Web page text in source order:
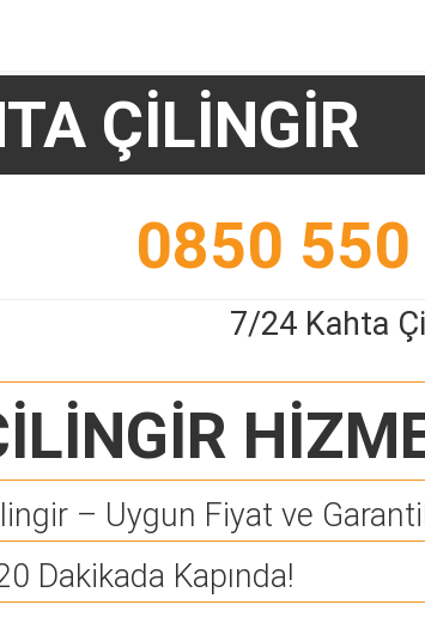
ÇİLİNGİR
0850
7/24 Kahta
– Uygun Fiyat ve
Dakikada Kapında!